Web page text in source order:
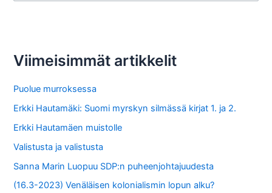
h
r
:
Viimeisimmät artikkelit
Puolue murroksessa
Erkki Hautamäki: Suomi myrskyn silmässä kirjat 1. ja 2.
Erkki Hautamäen muistolle
Valistusta ja valistusta
Sanna Marin Luopuu SDP:n puheenjohtajuudesta
(16.3-2023) Venäläisen kolonialismin lopun alku?